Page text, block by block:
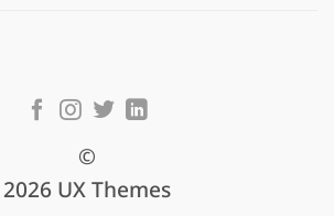
©
2026 UX Themes